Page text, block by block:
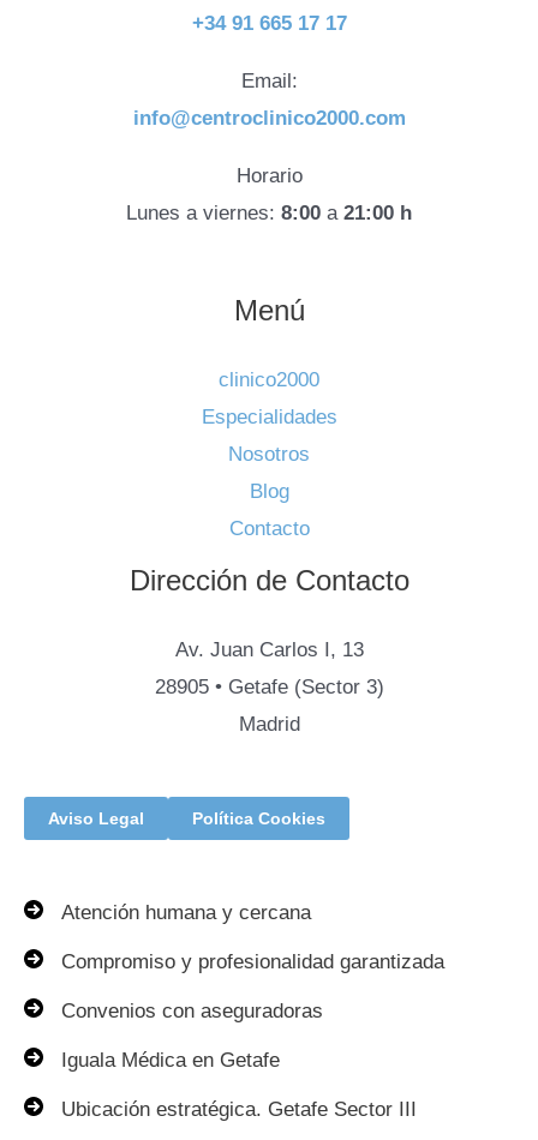
+34 91 665 17 17
Email:
info@centroclinico2000.com
Horario
Lunes a viernes: 8:00 a 21:00 h
Menú
clinico2000
Especialidades
Nosotros
Blog
Contacto
Dirección de Contacto
Av. Juan Carlos I, 13
28905 • Getafe (Sector 3)
Madrid
Aviso Legal Política Cookies
Atención humana y cercana
Compromiso y profesionalidad garantizada
Convenios con aseguradoras
Iguala Médica en Getafe
Ubicación estratégica. Getafe Sector III